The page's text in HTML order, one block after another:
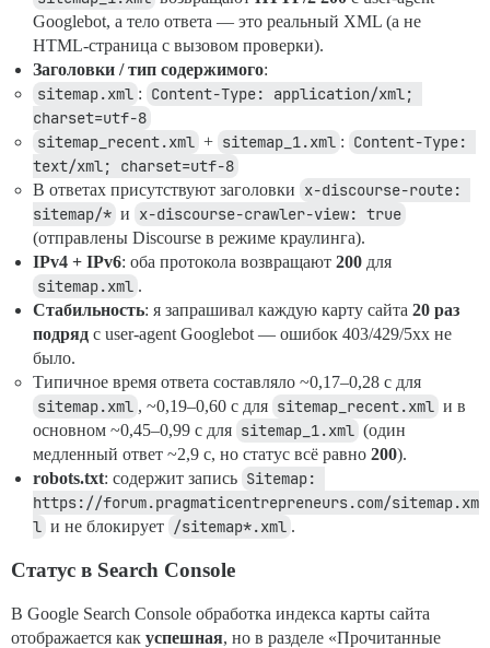
Googlebot, а тело ответа — это реальный XML (а не
HTML-страница с вызовом проверки).
Заголовки / тип содержимого:
sitemap.xml : Content-Type: application/xml;
charset=utf-8
sitemap_recent.xml + sitemap_1.xml : Content-Type:
text/xml; charset=utf-8
В ответах присутствуют заголовки x-discourse-route:
sitemap/* и x-discourse-crawler-view: true
(отправлены Discourse в режиме краулинга).
IPv4 + IPv6: оба протокола возвращают 200 для
sitemap.xml .
Стабильность: я запрашивал каждую карту сайта 20 раз
подряд с user-agent Googlebot — ошибок 403/429/5xx не
было.
Типичное время ответа составляло ~0,17–0,28 с для
sitemap.xml , ~0,19–0,60 с для sitemap_recent.xml и в
основном ~0,45–0,99 с для sitemap_1.xml (один
медленный ответ ~2,9 с, но статус всё равно 200).
robots.txt: содержит запись Sitemap:
https://forum.pragmaticentrepreneurs.com/sitemap.xm
l и не блокирует /sitemap*.xml .
Статус в Search Console
В Google Search Console обработка индекса карты сайта
отображается как успешная, но в разделе «Прочитанные